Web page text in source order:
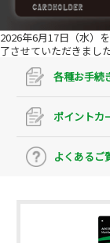
2026年6月17日（水）
了させていただきました
各種お手続
ポイントカ
よくあるご